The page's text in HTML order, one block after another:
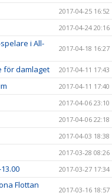
2017-04-25 16:52
2017-04-24 20:16
i All-
2017-04-18 16:27
för damlaget 2017-04-11 17:43
2017-04-11 17:40
2017-04-06 23:10
2017-04-06 22:18
2017-04-03 18:38
2017-03-28 08:26
2017-03-27 17:34
Flottan
2017-03-16 18:57